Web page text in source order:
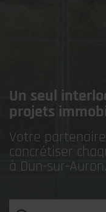
Un seul
projets
Votre
concrétiser
à Dun-sur-Auron.